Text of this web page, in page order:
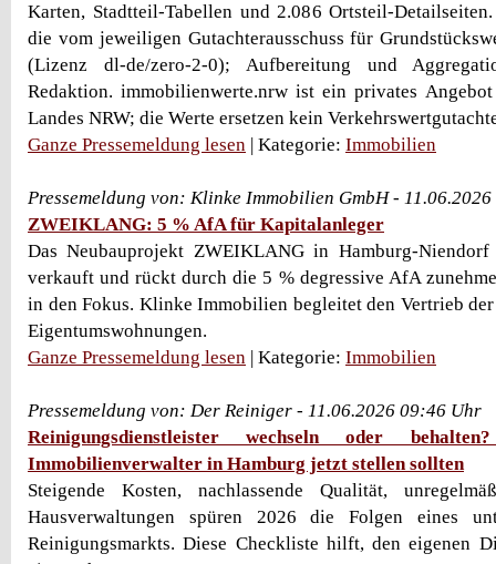
Karten, Stadtteil-Tabellen und 2.086 Ortsteil-
die vom jeweiligen Gutachterausschuss für
(Lizenz dl-de/zero-2-0); Aufbereitung und
Redaktion. immobilienwerte.nrw ist ein privates
Landes NRW; die Werte ersetzen kein
Ganze Pressemeldung lesen | Kategorie: Immobilien
Pressemeldung von: Klinke Immobilien GmbH -
ZWEIKLANG: 5 % AfA für Kapitalanleger
Das Neubauprojekt ZWEIKLANG in Hamburg-
verkauft und rückt durch die 5 % degressive AfA
in den Fokus. Klinke Immobilien begleitet den Vertrieb
Eigentumswohnungen.
Ganze Pressemeldung lesen | Kategorie: Immobilien
Pressemeldung von: Der Reiniger - 11.06.2026 09:46 Uhr
Reinigungsdienstleister wechseln oder
Immobilienverwalter in Hamburg jetzt stellen sollten
Steigende Kosten, nachlassende Qualität,
Hausverwaltungen spüren 2026 die Folgen eines
Reinigungsmarkts. Diese Checkliste hilft, den eigenen